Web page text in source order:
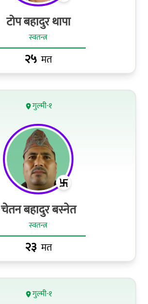
टोप बहादुर थापा
स्वतन्त्र
२५ मत
गुल्मी-१
चेतन बहादुर बस्नेत
स्वतन्त्र
२३ मत
गुल्मी-१